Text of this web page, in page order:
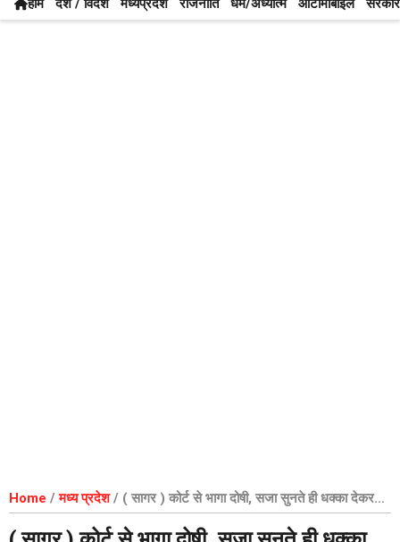
होम देश / विदेश मध्यप्रदेश राजनीति धर्म/अध्यात्म ऑटोमोबाइल
Home /मध्य प्रदेश/ ( सागर ) कोर्ट से भागा दोषी, सजा सुनते ही धक्का देकर
गायब हुआ आरोपी , सुरक्षा पर उठे सवाल…